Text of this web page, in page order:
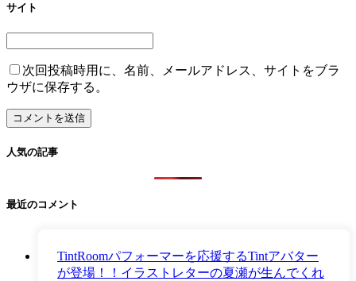
サイト
次回投稿時用に、名前、メールアドレス、サイトをブラ
ウザに保存する。
人気の記事
最近のコメント
TintRoomパフォーマーを応援するTintアバター
が登場！！イラストレターの夏瀬が生んでくれ